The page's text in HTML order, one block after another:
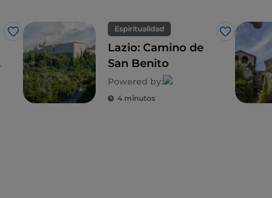
Me gusta
Espiritualidad
Me gusta
Lazio: Camino de
San Benito
Powered by:
4 minutos